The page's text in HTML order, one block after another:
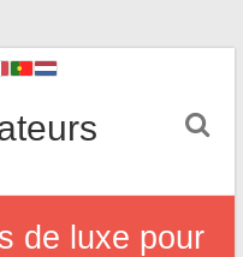
de luxe pour